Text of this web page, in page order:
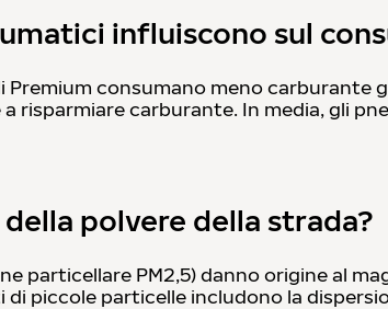
influiscono sul
Premium consumano meno
risparmiare carburante. In media, gli
polvere della strada?
particellare PM2,5) danno origine al
piccole particelle includono la